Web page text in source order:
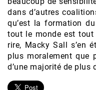
dans d’autres
qu’est la formation
tout le monde est tout
rire, Macky Sall s’en
plus moralement que
d’une majorité de plus